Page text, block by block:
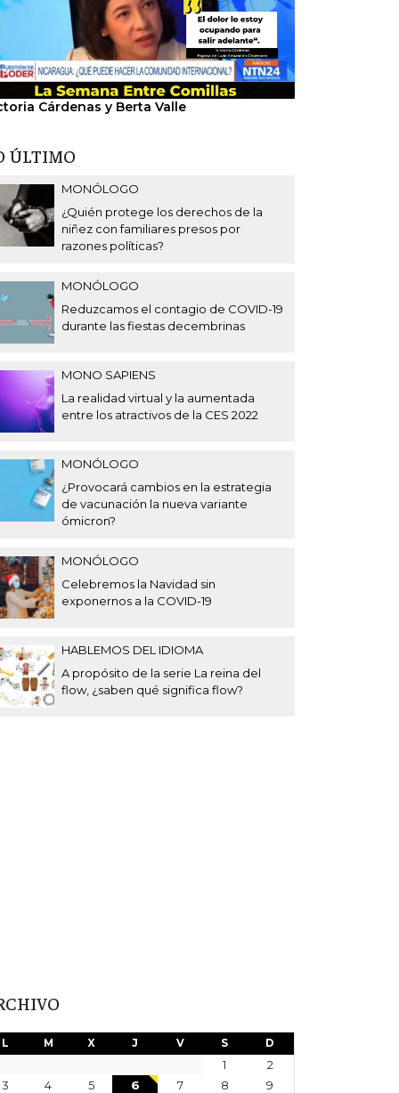
Cárdenas y Berta Valle
ÚLTIMO
MONÓLOGO
¿Quién protege los derechos de la
niñez con familiares presos por
razones políticas?
MONÓLOGO
Reduzcamos el contagio de COVID-19
durante las fiestas decembrinas
MONO SAPIENS
La realidad virtual y la aumentada
entre los atractivos de la CES 2022
MONÓLOGO
¿Provocará cambios en la estrategia
de vacunación la nueva variante
ómicron?
MONÓLOGO
Celebremos la Navidad sin
exponernos a la COVID-19
HABLEMOS DEL IDIOMA
A propósito de la serie La reina del
flow, ¿saben qué significa flow?
L M X J V S D
1
2
3
4 5 6 7 8
9